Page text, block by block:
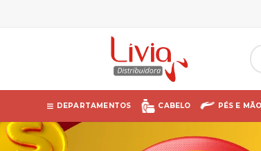
DEPARTAMENTOS CABELO PÉS E